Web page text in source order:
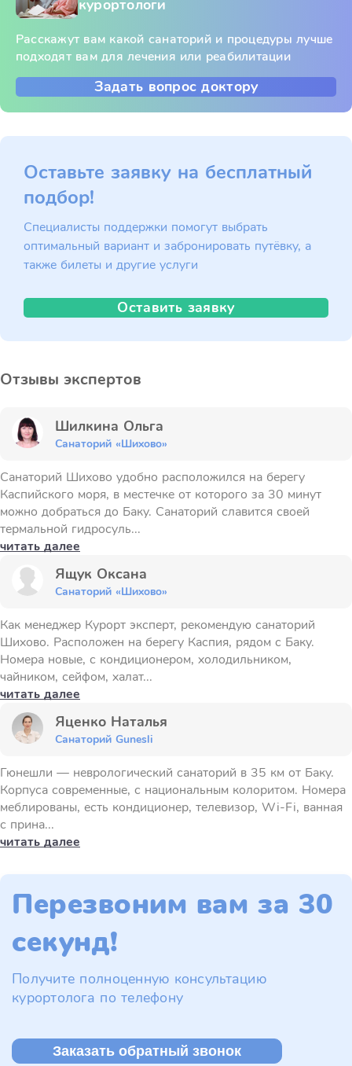
курортологи
Расскажут вам какой санаторий и процедуры лучше
подходят вам для лечения или реабилитации
Задать вопрос доктору
Оставьте заявку на бесплатный
подбор!
Специалисты поддержки помогут выбрать
оптимальный вариант и забронировать путёвку, а
также билеты и другие услуги
Оставить заявку
Отзывы экспертов
Шилкина Ольга
Санаторий «Шихово»
Санаторий Шихово удобно расположился на берегу
Каспийского моря, в местечке от которого за 30 минут
можно добраться до Баку. Санаторий славится своей
термальной гидросуль...
читать далее
Ящук Оксана
Санаторий «Шихово»
Как менеджер Курорт эксперт, рекомендую санаторий
Шихово. Расположен на берегу Каспия, рядом с Баку.
Номера новые, с кондиционером, холодильником,
чайником, сейфом, халат...
читать далее
Яценко Наталья
Санаторий Gunesli
Гюнешли — неврологический санаторий в 35 км от Баку.
Корпуса современные, с национальным колоритом. Номера
меблированы, есть кондиционер, телевизор, Wi-Fi, ванная
с прина...
читать далее
Перезвоним вам за 30
секунд!
Получите полноценную консультацию
курортолога по телефону
Заказать обратный звонок